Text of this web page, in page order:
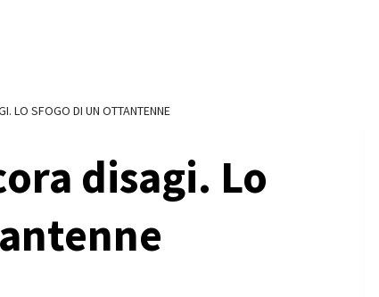
LO SFOGO DI UN OTTANTENNE
disagi. Lo